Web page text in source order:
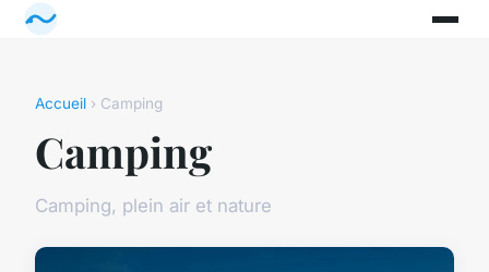
Accueil › Camping
Camping
Camping, plein air et nature